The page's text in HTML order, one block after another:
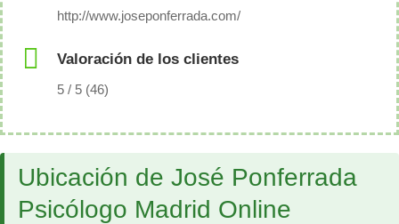
http://www.joseponferrada.com/
Valoración de los clientes
5 / 5 (46)
Ubicación de José Ponferrada
Psicólogo Madrid Online